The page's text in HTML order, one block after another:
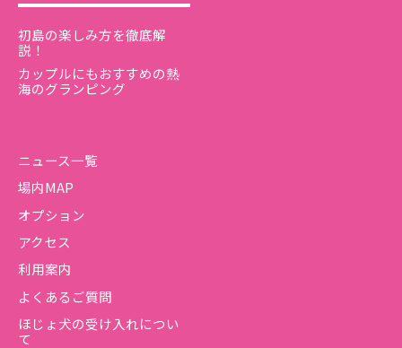
初島の楽しみ方を徹底解
説！
カップルにもおすすめの熱
海のグランピング
ニュース一覧
場内MAP
オプション
アクセス
利用案内
よくあるご質問
ほじょ犬の受け入れについ
て